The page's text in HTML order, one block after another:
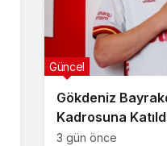
Gökdeniz
Kadrosuna
3 gün önce
Güncel